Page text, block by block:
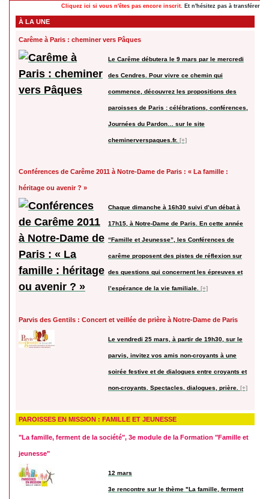
Cliquez ici si vous n'êtes pas encore inscrit. Et n'hésitez pas à transférer
À LA UNE
Carême à Paris : cheminer vers Pâques
Le Carême débutera le 9 mars par le mercredi
des Cendres. Pour vivre ce chemin qui
commence, découvrez les propositions des
paroisses de Paris : célébrations, conférences,
Journées du Pardon… sur le site
cheminerverspaques.fr. [+]
Conférences de Carême 2011 à Notre-Dame de Paris : « La famille :
héritage ou avenir ? »
Chaque dimanche à 16h30 suivi d’un débat à
17h15, à Notre-Dame de Paris. En cette année
“Famille et Jeunesse”, les Conférences de
carême proposent des pistes de réflexion sur
des questions qui concernent les épreuves et
l’espérance de la vie familiale. [+]
Parvis des Gentils : Concert et veillée de prière à Notre-Dame de Paris
Le vendredi 25 mars, à partir de 19h30, sur le
parvis, invitez vos amis non-croyants à une
soirée festive et de dialogues entre croyants et
non-croyants. Spectacles, dialogues, prière. [+]
PAROISSES EN MISSION : FAMILLE ET JEUNESSE
"La famille, ferment de la société", 3e module de la Formation "Famille et
jeunesse"
12 mars
3e rencontre sur le thème "La famille, ferment